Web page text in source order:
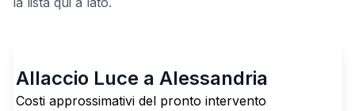
Allaccio Luce a Alessandria
Costi approssimativi del pronto intervento